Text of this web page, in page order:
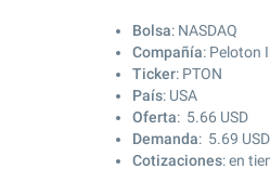
Bolsa: NASDAQ
Compañía: Peloton
Ticker: PTON
País: USA
Oferta: 5.66 USD
Demanda: 5.69 USD
Cotizaciones: en